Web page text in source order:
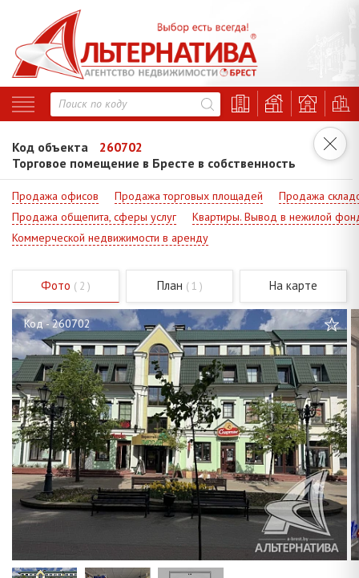
Код объекта
260702
Торговое помещение в Бресте в собственность
Продажа офисов Продажа торговых площадей
Продажа
Продажа общепита, сферы услуг
Квартиры. Вывод в нежилой
Коммерческой недвижимости в аренду
Фото ( 2 ) План ( 1 ) На карте
Код - 260702